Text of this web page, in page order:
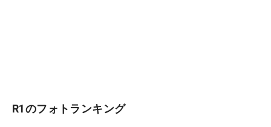
R1のフォトランキング